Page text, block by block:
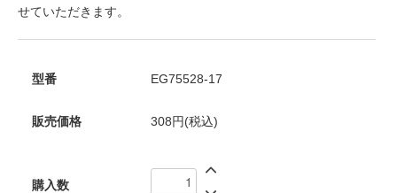
せていただきます。
型番 EG75528-17
販売価格 308円(税込)
購入数